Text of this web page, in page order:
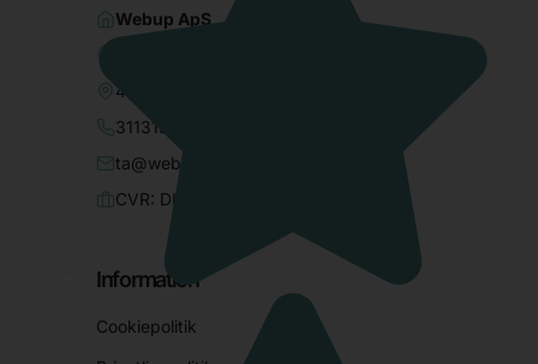
Webup ApS
4040 Jyllinge
31131333
ta@webup.dk
CVR: DK33034709
Information
Cookiepolitik